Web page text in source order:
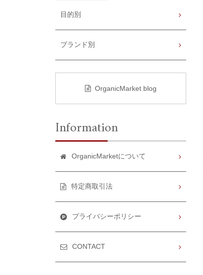
目的別
ブランド別
OrganicMarket blog
Information
OrganicMarketについて
特定商取引法
プライバシーポリシー
CONTACT